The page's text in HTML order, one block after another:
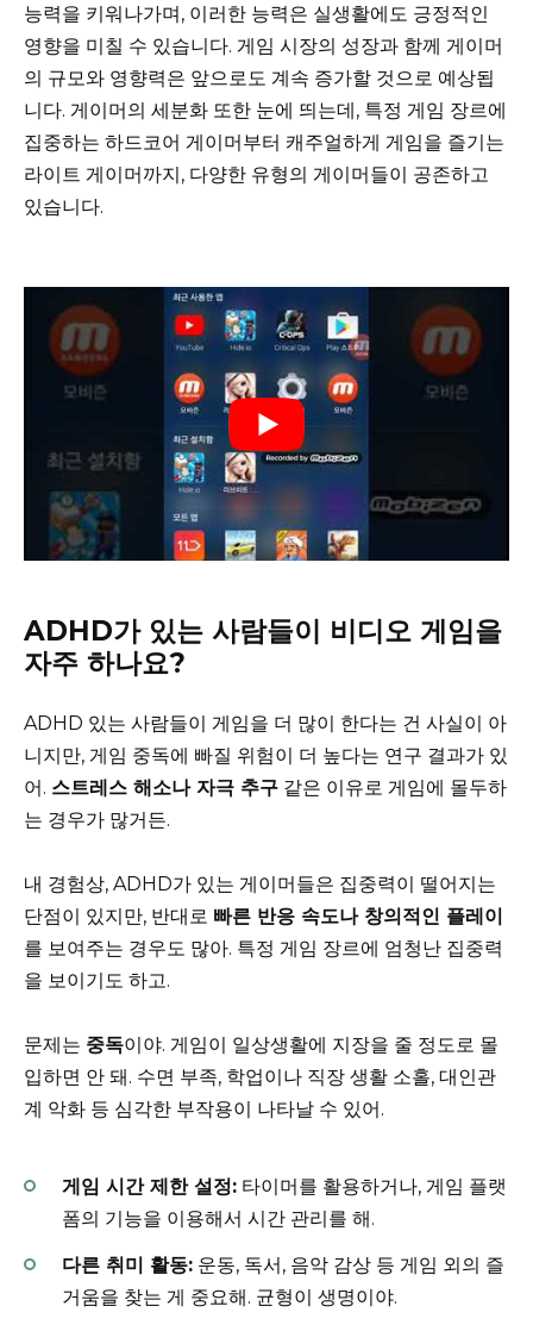
능력을 키워나가며, 이러한 능력은 실생활에도 긍정적인
영향을 미칠 수 있습니다. 게임 시장의 성장과 함께 게이머
의 규모와 영향력은 앞으로도 계속 증가할 것으로 예상됩
니다. 게이머의 세분화 또한 눈에 띄는데, 특정 게임 장르에
집중하는 하드코어 게이머부터 캐주얼하게 게임을 즐기는
라이트 게이머까지, 다양한 유형의 게이머들이 공존하고
있습니다.
ADHD가 있는 사람들이 비디오 게임을
자주 하나요?
ADHD 있는 사람들이 게임을 더 많이 한다는 건 사실이 아
니지만, 게임 중독에 빠질 위험이 더 높다는 연구 결과가 있
어. 스트레스 해소나 자극 추구 같은 이유로 게임에 몰두하
는 경우가 많거든.
내 경험상, ADHD가 있는 게이머들은 집중력이 떨어지는
단점이 있지만, 반대로 빠른 반응 속도나 창의적인 플레이
를 보여주는 경우도 많아. 특정 게임 장르에 엄청난 집중력
을 보이기도 하고.
문제는 중독이야. 게임이 일상생활에 지장을 줄 정도로 몰
입하면 안 돼. 수면 부족, 학업이나 직장 생활 소홀, 대인관
계 악화 등 심각한 부작용이 나타날 수 있어.
게임 시간 제한 설정: 타이머를 활용하거나, 게임 플랫
폼의 기능을 이용해서 시간 관리를 해.
다른 취미 활동: 운동, 독서, 음악 감상 등 게임 외의 즐
거움을 찾는 게 중요해. 균형이 생명이야.